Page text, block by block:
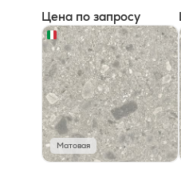
Цена по запросу
Матовая